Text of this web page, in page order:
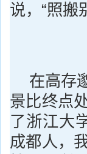
说，“照搬
在高存
景比终点
了浙江大
成都人，